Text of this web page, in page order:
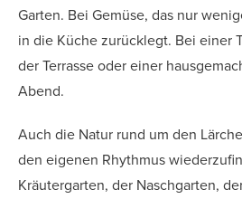
Garten. Bei Gemüse, das nur
in die Küche zurücklegt. Bei einer
der Terrasse oder einer
Abend.
Auch die Natur rund um den
den eigenen Rhythmus
Kräutergarten, der Naschgarten,